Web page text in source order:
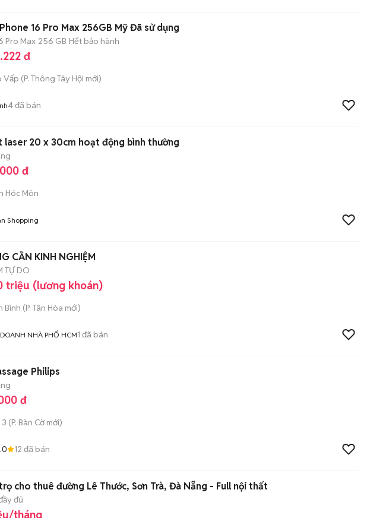
16 Pro Max 256GB Mỹ Đã sử dụng
Pro Max 256 GB Hết bảo hành
đ
Vấp (P. Thông Tây Hội mới)
4đã bán
laser 20 x 30cm hoạt động bình thường
đ
Hóc Môn
Shopping
CẦN KINH NGHIỆM
TỰ DO
triệu (lương khoán)
Bình (P. Tân Hòa mới)
NHÀ PHỐ HCM1 đã bán
Philips
đ
(P. Bàn Cờmới)
12 đã bán
cho thuê đường Lê Thước, Sơn Trà, Đà Nẵng - Full nội thất
đủ
tháng